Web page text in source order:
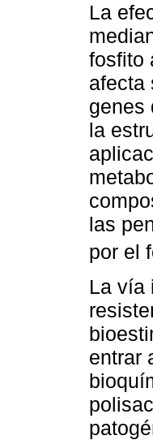
La
fosfito
afecta
genes
la
las
por el
La vía
entrar